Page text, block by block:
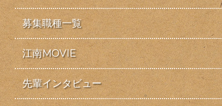
募集職種一覧
江南MOVIE
先輩インタビュー